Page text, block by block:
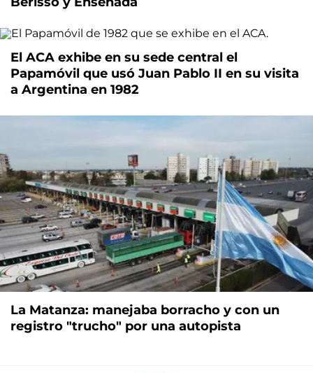
El ACA exhibe en su sede central el
Papamóvil que usó Juan Pablo II en su visita
a Argentina en 1982
La Matanza: manejaba borracho y con un
registro "trucho" por una autopista